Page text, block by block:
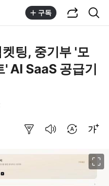
구독
팅, 중기부 '모
' AI SaaS 공급기